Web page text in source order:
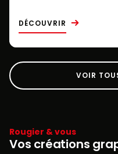
DÉCOUVRIR
VOIR
Rougier & vous
Vos créations